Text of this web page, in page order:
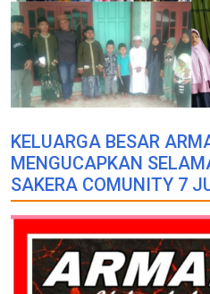
KELUARGA BESAR
MENGUCAPKAN
SAKERA COMUNITY 7